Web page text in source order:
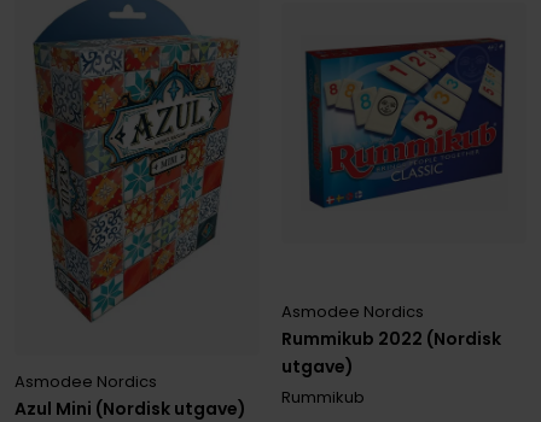
Azul Mini (Nordisk utgave)
Asmodee Nordics
Rummikub 2022 (Nordisk
utgave)
Asmodee Nordics
Rummikub